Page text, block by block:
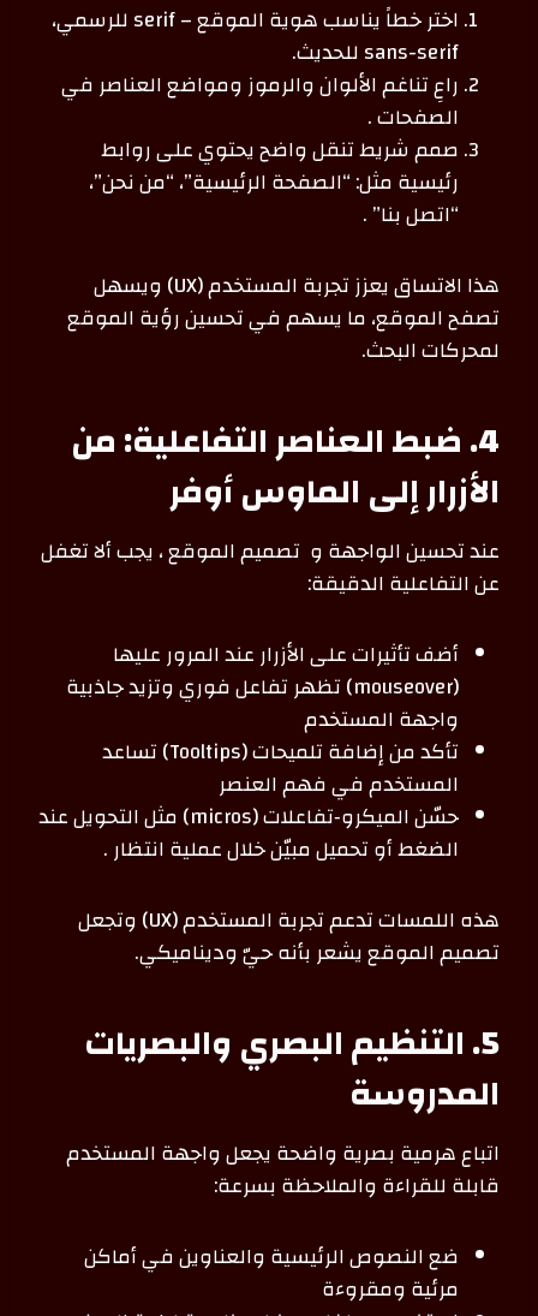
اختر خطاً يناسب هوية الموقع – serif للرسمي،
sans-serif للحديث.
راعِ تناغم الألوان والرموز ومواضع العناصر في
الصفحات .
صمم شريط تنقل واضح يحتوي على روابط
رئيسية مثل: “الصفحة الرئيسية”، “من نحن”،
“اتصل بنا” .
هذا الاتساق يعزز تجربة المستخدم (UX) ويسهل
تصفح الموقع، ما يسهم في تحسين رؤية الموقع
لمحركات البحث.
4. ضبط العناصر التفاعلية: من
الأزرار إلى الماوس أوفر
عند تحسين الواجهة و تصميم الموقع ، يجب ألا تغفل
عن التفاعلية الدقيقة:
أضف تأثيرات على الأزرار عند المرور عليها
(mouseover) تظهر تفاعل فوري وتزيد جاذبية
واجهة المستخدم
تأكد من إضافة تلميحات (Tooltips) تساعد
المستخدم في فهم العنصر
حسّن الميكرو‑تفاعلات (micros) مثل التحويل عند
الضغط أو تحميل مبيّن خلال عملية انتظار .
هذه اللمسات تدعم تجربة المستخدم (UX) وتجعل
تصميم الموقع يشعر بأنه حيّ وديناميكي.
5. التنظيم البصري والبصريات
المدروسة
اتباع هرمية بصرية واضحة يجعل واجهة المستخدم
قابلة للقراءة والملاحظة بسرعة:
ضع النصوص الرئيسية والعناوين في أماكن
مرئية ومقروءة